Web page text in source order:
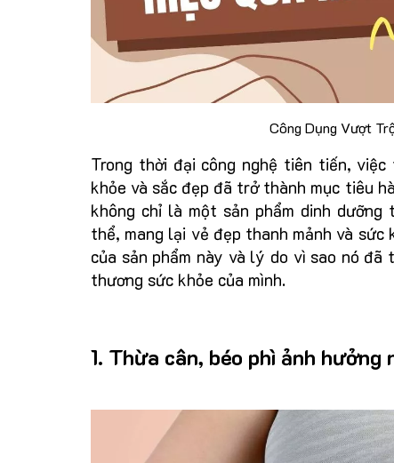
Công Dụng Vượt
Trong thời đại công nghệ tiên tiến,
khỏe và sắc đẹp đã trở thành mục tiêu
không chỉ là một sản phẩm dinh
thể, mang lại vẻ đẹp thanh mảnh và sức
của sản phẩm này và lý do vì sao nó
thương sức khỏe của mình.
1. Thừa cân, béo phì ảnh